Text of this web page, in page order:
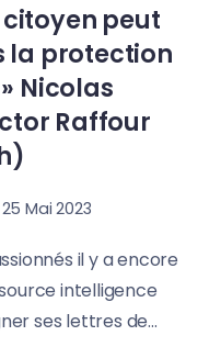
citoyen peut
la protection
Nicolas
Raffour
25 Mai 2023
il y a encore
intelligence
ses lettres de...